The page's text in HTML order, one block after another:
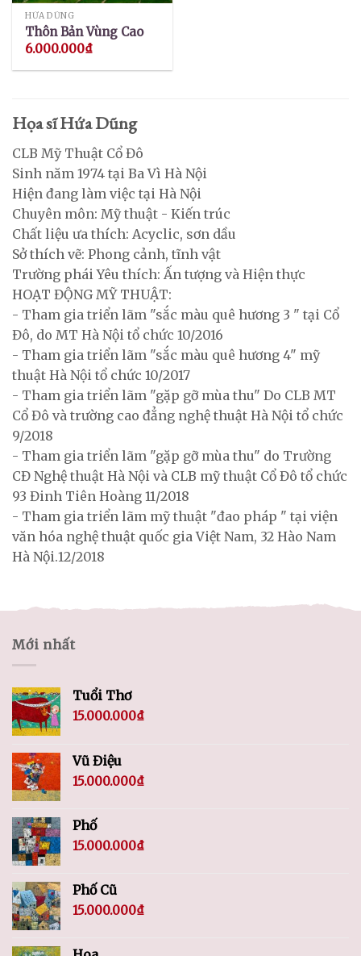
HỨA DŨNG
Thôn Bản Vùng Cao
6.000.000₫
Họa sĩ Hứa Dũng
CLB Mỹ Thuật Cổ Đô
Sinh năm 1974 tại Ba Vì Hà Nội
Hiện đang làm việc tại Hà Nội
Chuyên môn: Mỹ thuật - Kiến trúc
Chất liệu ưa thích: Acyclic, sơn dầu
Sở thích vẽ: Phong cảnh, tĩnh vật
Trường phái Yêu thích: Ấn tượng và Hiện thực
HOẠT ĐỘNG MỸ THUẬT:
- Tham gia triển lãm "sắc màu quê hương 3 " tại Cổ
Đô, do MT Hà Nội tổ chức 10/2016
- Tham gia triển lãm "sắc màu quê hương 4" mỹ
thuật Hà Nội tổ chức 10/2017
- Tham gia triển lãm "gặp gỡ mùa thu" Do CLB MT
Cổ Đô và trường cao đẳng nghệ thuật Hà Nội tổ chức
9/2018
- Tham gia triển lãm "gặp gỡ mùa thu" do Trường
CĐ Nghệ thuật Hà Nội và CLB mỹ thuật Cổ Đô tổ chức
93 Đinh Tiên Hoàng 11/2018
- Tham gia triển lãm mỹ thuật "đao pháp " tại viện
văn hóa nghệ thuật quốc gia Việt Nam, 32 Hào Nam
Hà Nội.12/2018
Mới nhất
Tuổi Thơ
15.000.000₫
Vũ Điệu
15.000.000₫
Phố
15.000.000₫
Phố Cũ
15.000.000₫